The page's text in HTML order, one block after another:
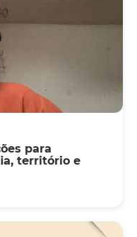
para
território e